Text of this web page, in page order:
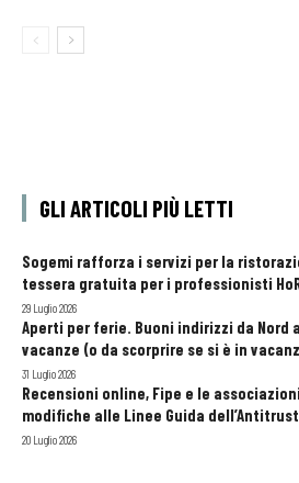
GLI ARTICOLI PIÙ LETTI
Sogemi rafforza i servizi per la
tessera gratuita per i professionisti
29 Luglio 2026
Aperti per ferie. Buoni indirizzi da Nord
vacanze (o da scorprire se si è in
31 Luglio 2026
Recensioni online, Fipe e le
modifiche alle Linee Guida dell’Antitrust
20 Luglio 2026